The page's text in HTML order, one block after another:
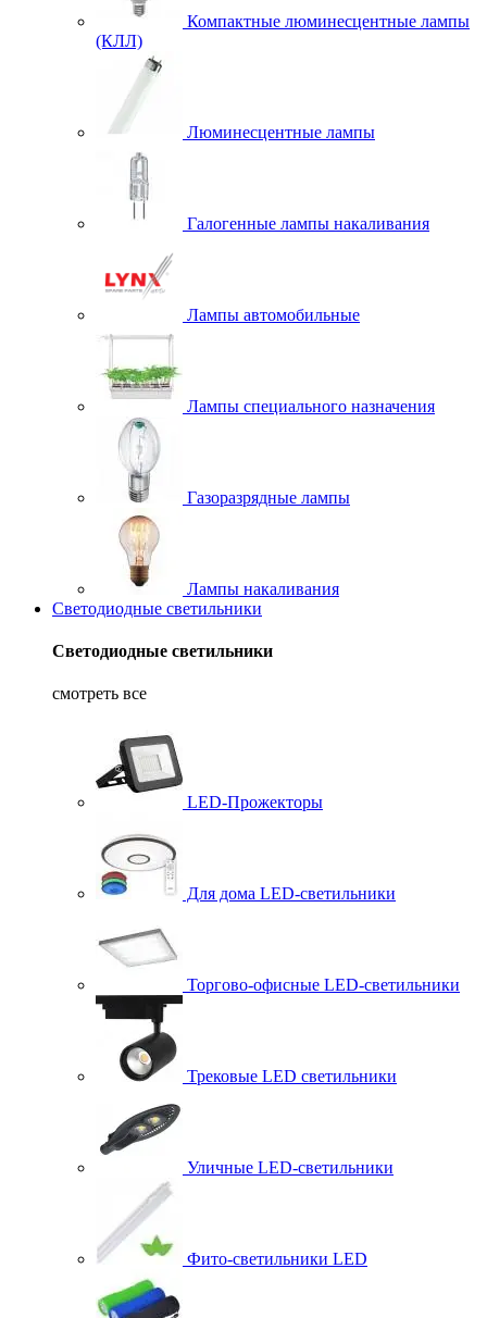
Компактные люминесцентные лампы
(КЛЛ)
Люминесцентные лампы
Галогенные лампы накаливания
Лампы автомобильные
Лампы специального назначения
Газоразрядные лампы
Лампы накаливания
Светодиодные светильники
Светодиодные светильники
смотреть все
LED-Прожекторы
Для дома LED-светильники
Торгово-офисные LED-светильники
Трековые LED светильники
Уличные LED-светильники
Фито-светильники LED